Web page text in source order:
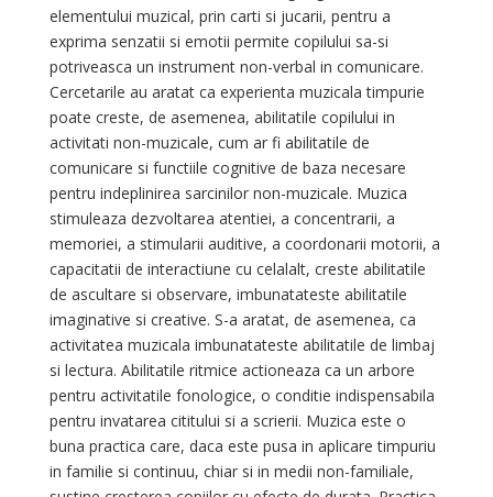
elementului muzical, prin carti si jucarii, pentru a
exprima senzatii si emotii permite copilului sa-si
potriveasca un instrument non-verbal in comunicare.
Cercetarile au aratat ca experienta muzicala timpurie
poate creste, de asemenea, abilitatile copilului in
activitati non-muzicale, cum ar fi abilitatile de
comunicare si functiile cognitive de baza necesare
pentru indeplinirea sarcinilor non-muzicale. Muzica
stimuleaza dezvoltarea atentiei, a concentrarii, a
memoriei, a stimularii auditive, a coordonarii motorii, a
capacitatii de interactiune cu celalalt, creste abilitatile
de ascultare si observare, imbunatateste abilitatile
imaginative si creative. S-a aratat, de asemenea, ca
activitatea muzicala imbunatateste abilitatile de limbaj
si lectura. Abilitatile ritmice actioneaza ca un arbore
pentru activitatile fonologice, o conditie indispensabila
pentru invatarea cititului si a scrierii. Muzica este o
buna practica care, daca este pusa in aplicare timpuriu
in familie si continuu, chiar si in medii non-familiale,